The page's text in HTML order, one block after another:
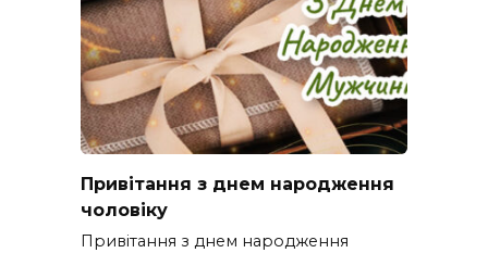
Привітання з днем народження
чоловіку
Привітання з днем народження